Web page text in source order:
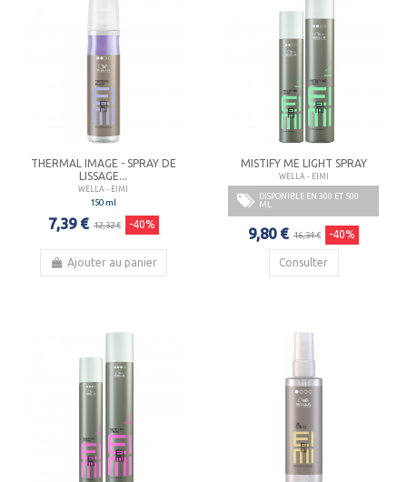
THERMAL IMAGE - SPRAY DE
LISSAGE...
WELLA - EIMI
150 ml
7,39 € 12,32 € -40%
Ajouter au panier
MISTIFY ME LIGHT SPRAY
WELLA - EIMI
DISPONIBLE EN 300 ET 500
ML
9,80 € 16,34 € -40%
Consulter